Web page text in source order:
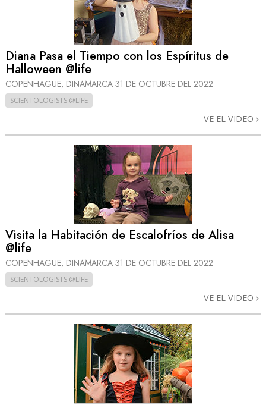
Diana Pasa el Tiempo con los Espíritus de
Halloween @life
COPENHAGUE, DINAMARCA 31 DE OCTUBRE DEL 2022
SCIENTOLOGISTS @LIFE
VE EL VIDEO
Visita la Habitación de Escalofríos de Alisa
@life
COPENHAGUE, DINAMARCA 31 DE OCTUBRE DEL 2022
SCIENTOLOGISTS @LIFE
VE EL VIDEO